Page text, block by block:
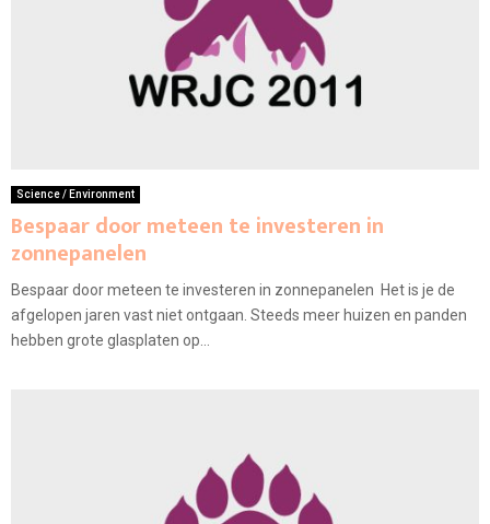
Science / Environment
Bespaar door meteen te investeren in
zonnepanelen
Bespaar door meteen te investeren in zonnepanelen Het is je de
afgelopen jaren vast niet ontgaan. Steeds meer huizen en panden
hebben grote glasplaten op...